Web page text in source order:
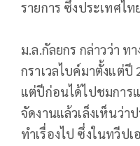
รายการ ซึ่งประเทศไ
ม.ล.กัลยกร กล่าวว่า
กราเวลไบค์มาตั้งแต่ปี
แต่ปีก่อนได้ไปชมการ
จัดงานแล้วเล็งเห็นว่า
ทำเรื่องไป ซึ่งในทวีป